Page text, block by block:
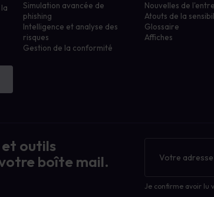
Simulation avancée de
phishing
Intelligence et analyse des
risques
Gestion de la conformité
Nouvelles de
Atouts de la
Glossaire
Affiches
et outils
boîte mail.
d'information
Je confirme avoir lu